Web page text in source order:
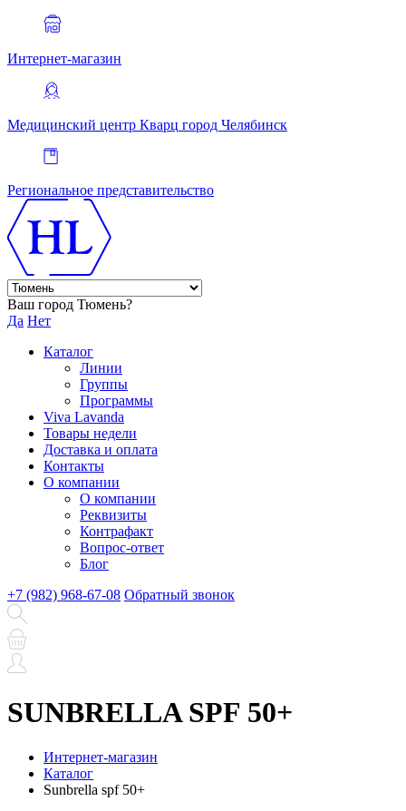
Интернет-магазин
Медицинский центр Кварц город Челябинск
Региональное представительство
Ваш город Тюмень?
Да Нет
Каталог
Линии
Группы
Программы
Viva Lavanda
Товары недели
Доставка и оплата
Контакты
О компании
О компании
Реквизиты
Контрафакт
Вопрос-ответ
Блог
+7 (982) 968-67-08 Обратный звонок
SUNBRELLA SPF 50+
Интернет-магазин
Каталог
Sunbrella spf 50+